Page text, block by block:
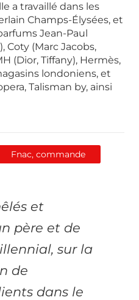
a travaillé dans les
Champs-Élysées, et
Jean-Paul
Coty (Marc Jacobs,
(Dior, Tiffany), Hermès,
londoniens, et
Talisman by, ainsi
Fnac, commande
et
père et de
sur la
de
dans le